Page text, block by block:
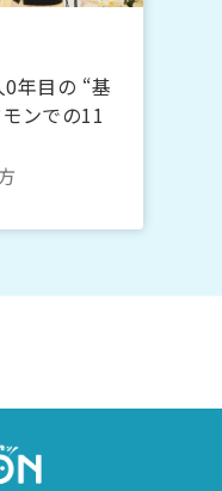
0年目の “基
ンでの11